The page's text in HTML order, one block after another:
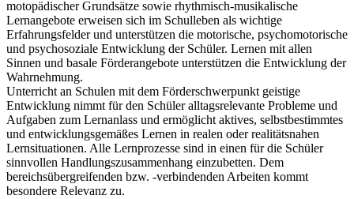
motopädischer Grundsätze sowie rhythmisch-musikalische
Lernangebote erweisen sich im Schulleben als wichtige
Erfahrungsfelder und unterstützen die motorische, psychomotorische
und psychosoziale Entwicklung der Schüler. Lernen mit allen
Sinnen und basale Förderangebote unterstützen die Entwicklung der
Wahrnehmung.
Unterricht an Schulen mit dem Förderschwerpunkt geistige
Entwicklung nimmt für den Schüler alltagsrelevante Probleme und
Aufgaben zum Lernanlass und ermöglicht aktives, selbstbestimmtes
und entwicklungsgemäßes Lernen in realen oder realitätsnahen
Lernsituationen. Alle Lernprozesse sind in einen für die Schüler
sinnvollen Handlungszusammenhang einzubetten. Dem
bereichsübergreifenden bzw. -verbindenden Arbeiten kommt
besondere Relevanz zu.